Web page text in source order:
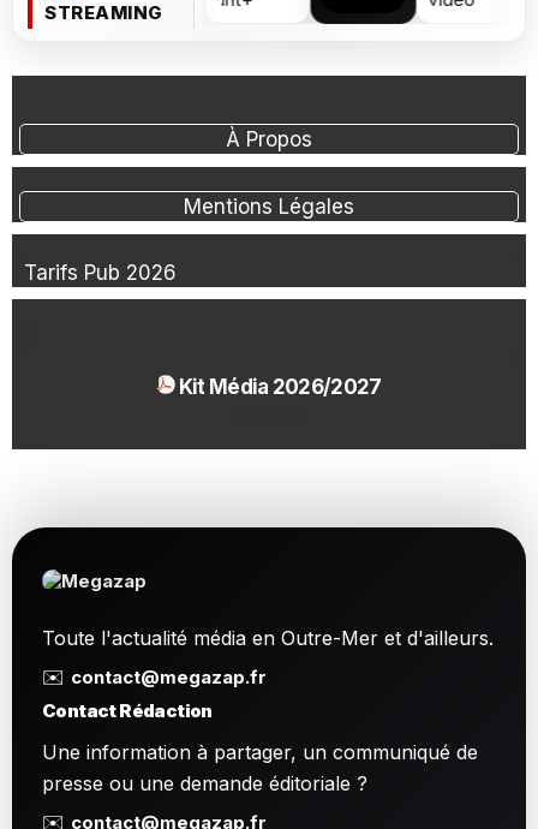
STREAMING
À Propos
Mentions Légales
Tarifs Pub 2026
Kit Média 2026/2027
Toute l'actualité média en Outre-Mer et d'ailleurs.
✉️ contact@megazap.fr
Contact Rédaction
Une information à partager, un communiqué de
presse ou une demande éditoriale ?
✉️ contact@megazap.fr